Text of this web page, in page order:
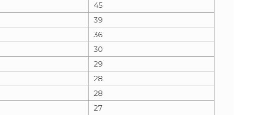
45
39
36
30
29
28
28
27